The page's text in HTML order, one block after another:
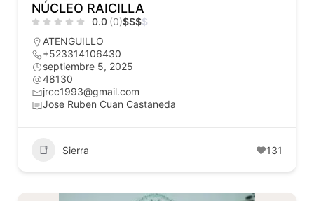
NÚCLEO RAICILLA
0.0 (0)$$$$
ATENGUILLO
+523314106430
septiembre 5, 2025
48130
jrcc1993@gmail.com
Jose Ruben Cuan Castaneda
Sierra 131